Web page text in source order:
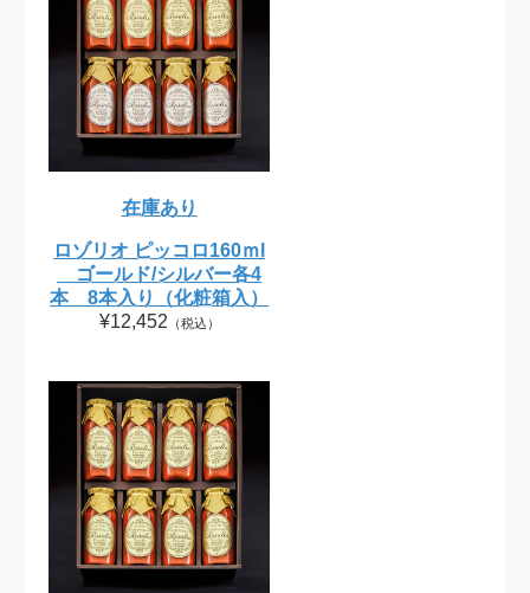
在庫あり
ロゾリオ ピッコロ160ｍl
ゴールド/シルバー各4
本 8本入り（化粧箱入）
¥12,452 （税込）